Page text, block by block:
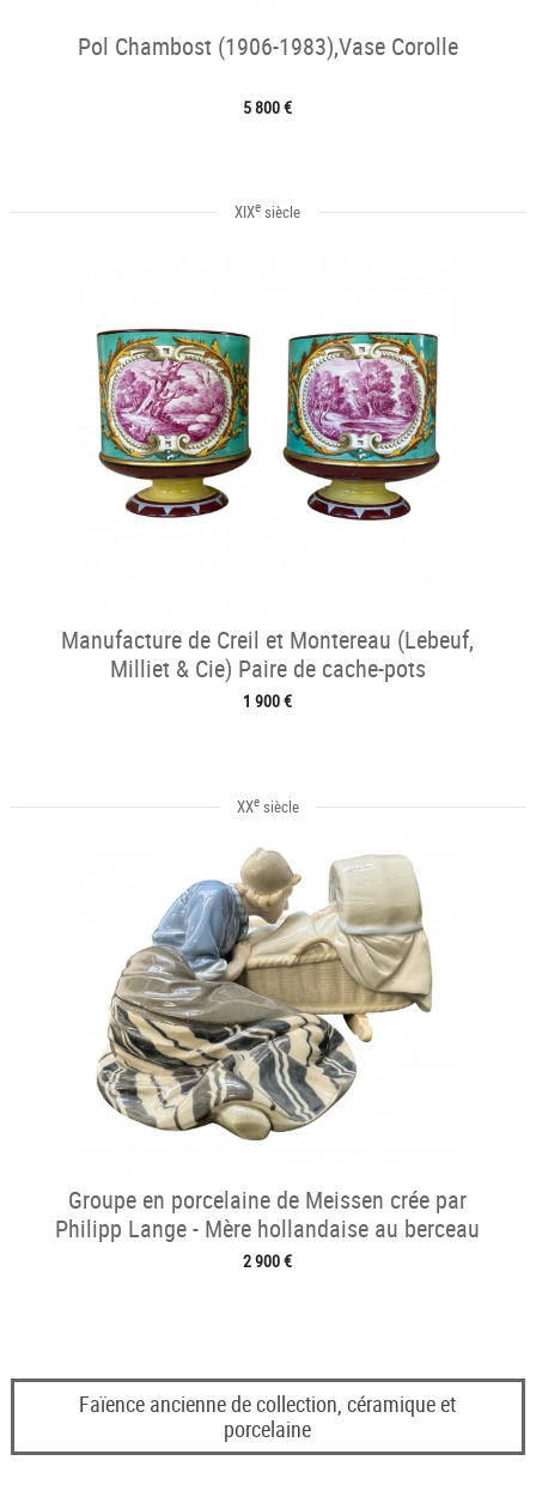
Pol Chambost (1906-1983),Vase Corolle
5 800 €
XIXe siècle
Manufacture de Creil et Montereau (Lebeuf,
Milliet & Cie) Paire de cache-pots
1 900 €
XXesiècle
Groupe en porcelaine de Meissen crée par
Philipp Lange - Mère hollandaise au berceau
2 900 €
Faïence ancienne de collection, céramique et
porcelaine